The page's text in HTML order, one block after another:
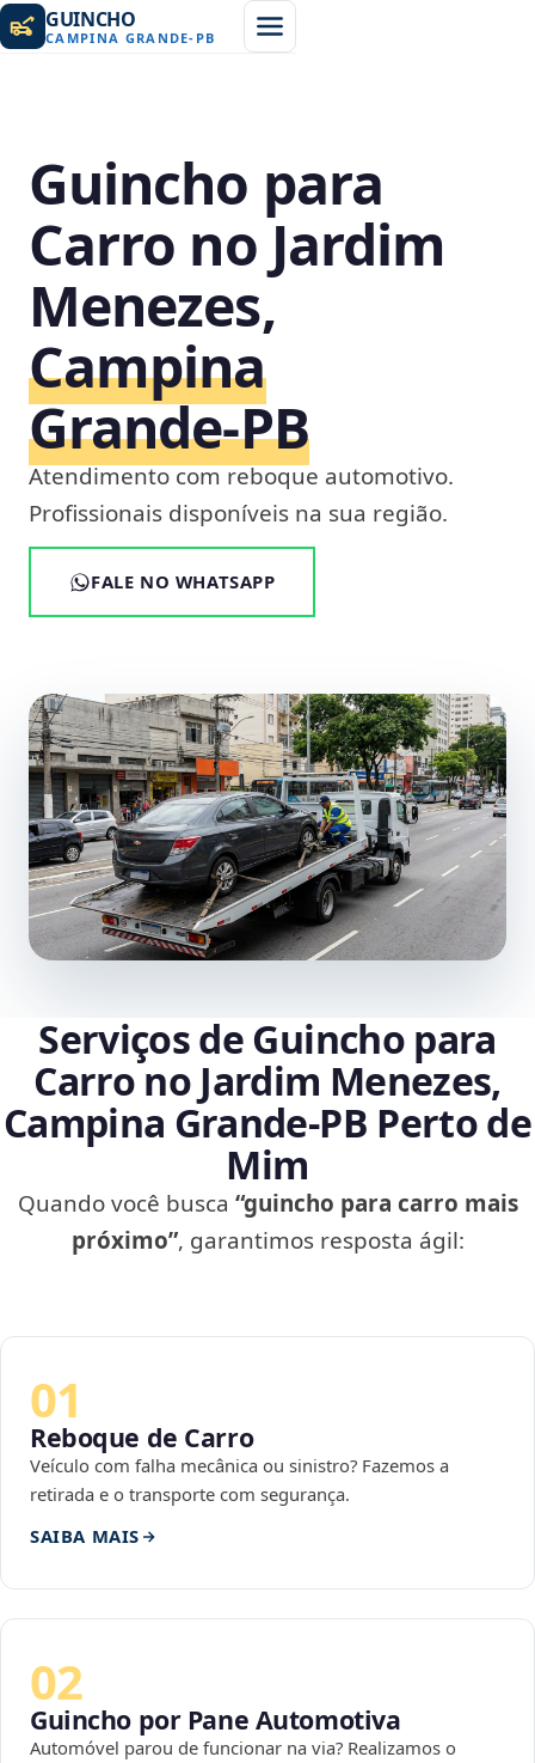
GUINCHO
CAMPINA GRANDE- PB
Guincho para
Carro no Jardim
Menezes,
Campina
Grande‑PB
Atendimento com reboque automotivo.
Profissionais disponíveis na sua região.
FALE NO WHATSAPP
Serviços de Guincho para
Carro no Jardim Menezes,
Campina Grande‑PB Perto de
Mim
Quando você busca “guincho para carro mais
próximo”, garantimos resposta ágil:
01
Reboque de Carro
Veículo com falha mecânica ou sinistro? Fazemos a
retirada e o transporte com segurança.
SAIBA MAIS
02
Guincho por Pane Automotiva
Automóvel parou de funcionar na via? Realizamos o